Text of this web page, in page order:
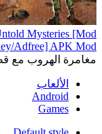
Mysteries [Mod
Adfree] APK Mod
مغامرة الهروب مع
الألعاب
Android
Games